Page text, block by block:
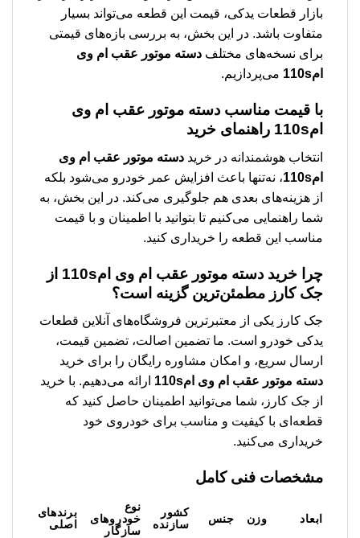
بازار قطعات یدکی، قیمت این قطعه می‌تواند بسیار
متفاوت باشد. در این بخش، به بررسی بازه‌های قیمتی
برای نسخه‌های مختلف دسته موتور عقب ام وی
ام110s
می‌پردازیم.
با قیمت مناسب دسته موتور عقب ام وی
ام110s راهنمای خرید
انتخاب هوشمندانه در خرید دسته موتور عقب ام وی
ام110s
، نه‌تنها باعث افزایش عمر خودرو می‌شود بلکه
از هزینه‌های بعدی هم جلوگیری می‌کند. در این بخش، به
شما راهنمایی می‌کنیم تا بتوانید با اطمینان و با قیمت
مناسب این قطعه را خریداری کنید.
چرا خرید دسته موتور عقب ام وی ام110s از
جک کارز مطمئن‌ترین گزینه است؟
جک کارز یکی از معتبرترین فروشگاه‌های آنلاین قطعات
یدکی خودرو است. ما تضمین اصالت، تضمین قیمت،
ارسال سریع، و امکان مشاوره رایگان را برای خرید
دسته موتور عقب ام وی ام110s
ارائه می‌دهیم. با خرید
از جک کارز، شما می‌توانید اطمینان حاصل کنید که
قطعه‌ای با کیفیت و مناسب برای خودروی خود
خریداری می‌کنید.
مشخصات فنی کامل
ابعاد وزن جنس
کشور
سازنده
نوع
خودروهای
سازگار
برندهای
اصلی